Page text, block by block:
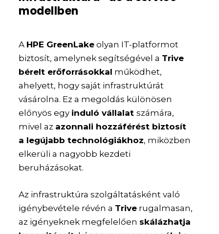
modellben
A HPE GreenLake olyan IT-platformot
biztosít, amelynek segítségével a Trive
bérelt erőforrásokkal működhet,
ahelyett, hogy saját infrastruktúrát
vásárolna. Ez a megoldás különösen
előnyös egy induló vállalatszámára,
mivel az azonnali hozzáférést biztosít
a legújabb technológiákhoz, miközben
elkerüli a nagyobb kezdeti
beruházásokat.
Az infrastruktúra szolgáltatásként való
igénybevétele révén a Trive rugalmasan,
az igényeknek megfelelően skálázhatja